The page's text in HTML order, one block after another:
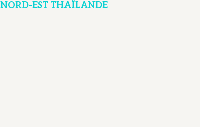
NORD-EST THAÏLANDE